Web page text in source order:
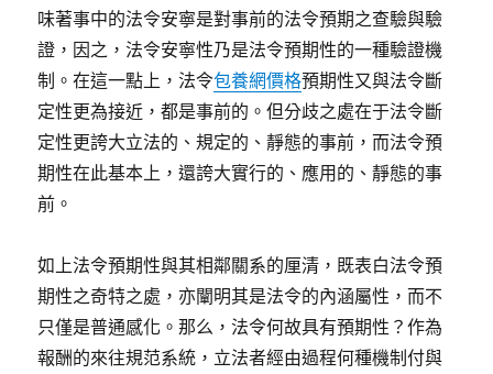
味著事中的法令安寧是對事前的法令預期之查驗與驗
證，因之，法令安寧性乃是法令預期性的一種驗證機
制。在這一點上，法令包養網價格預期性又與法令斷
定性更為接近，都是事前的。但分歧之處在于法令斷
定性更誇大立法的、規定的、靜態的事前，而法令預
期性在此基本上，還誇大實行的、應用的、靜態的事
前。
如上法令預期性與其相鄰關系的厘清，既表白法令預
期性之奇特之處，亦闡明其是法令的內涵屬性，而不
只僅是普通感化。那么，法令何故具有預期性？作為
報酬的來往規范系統，立法者經由過程何種機制付與